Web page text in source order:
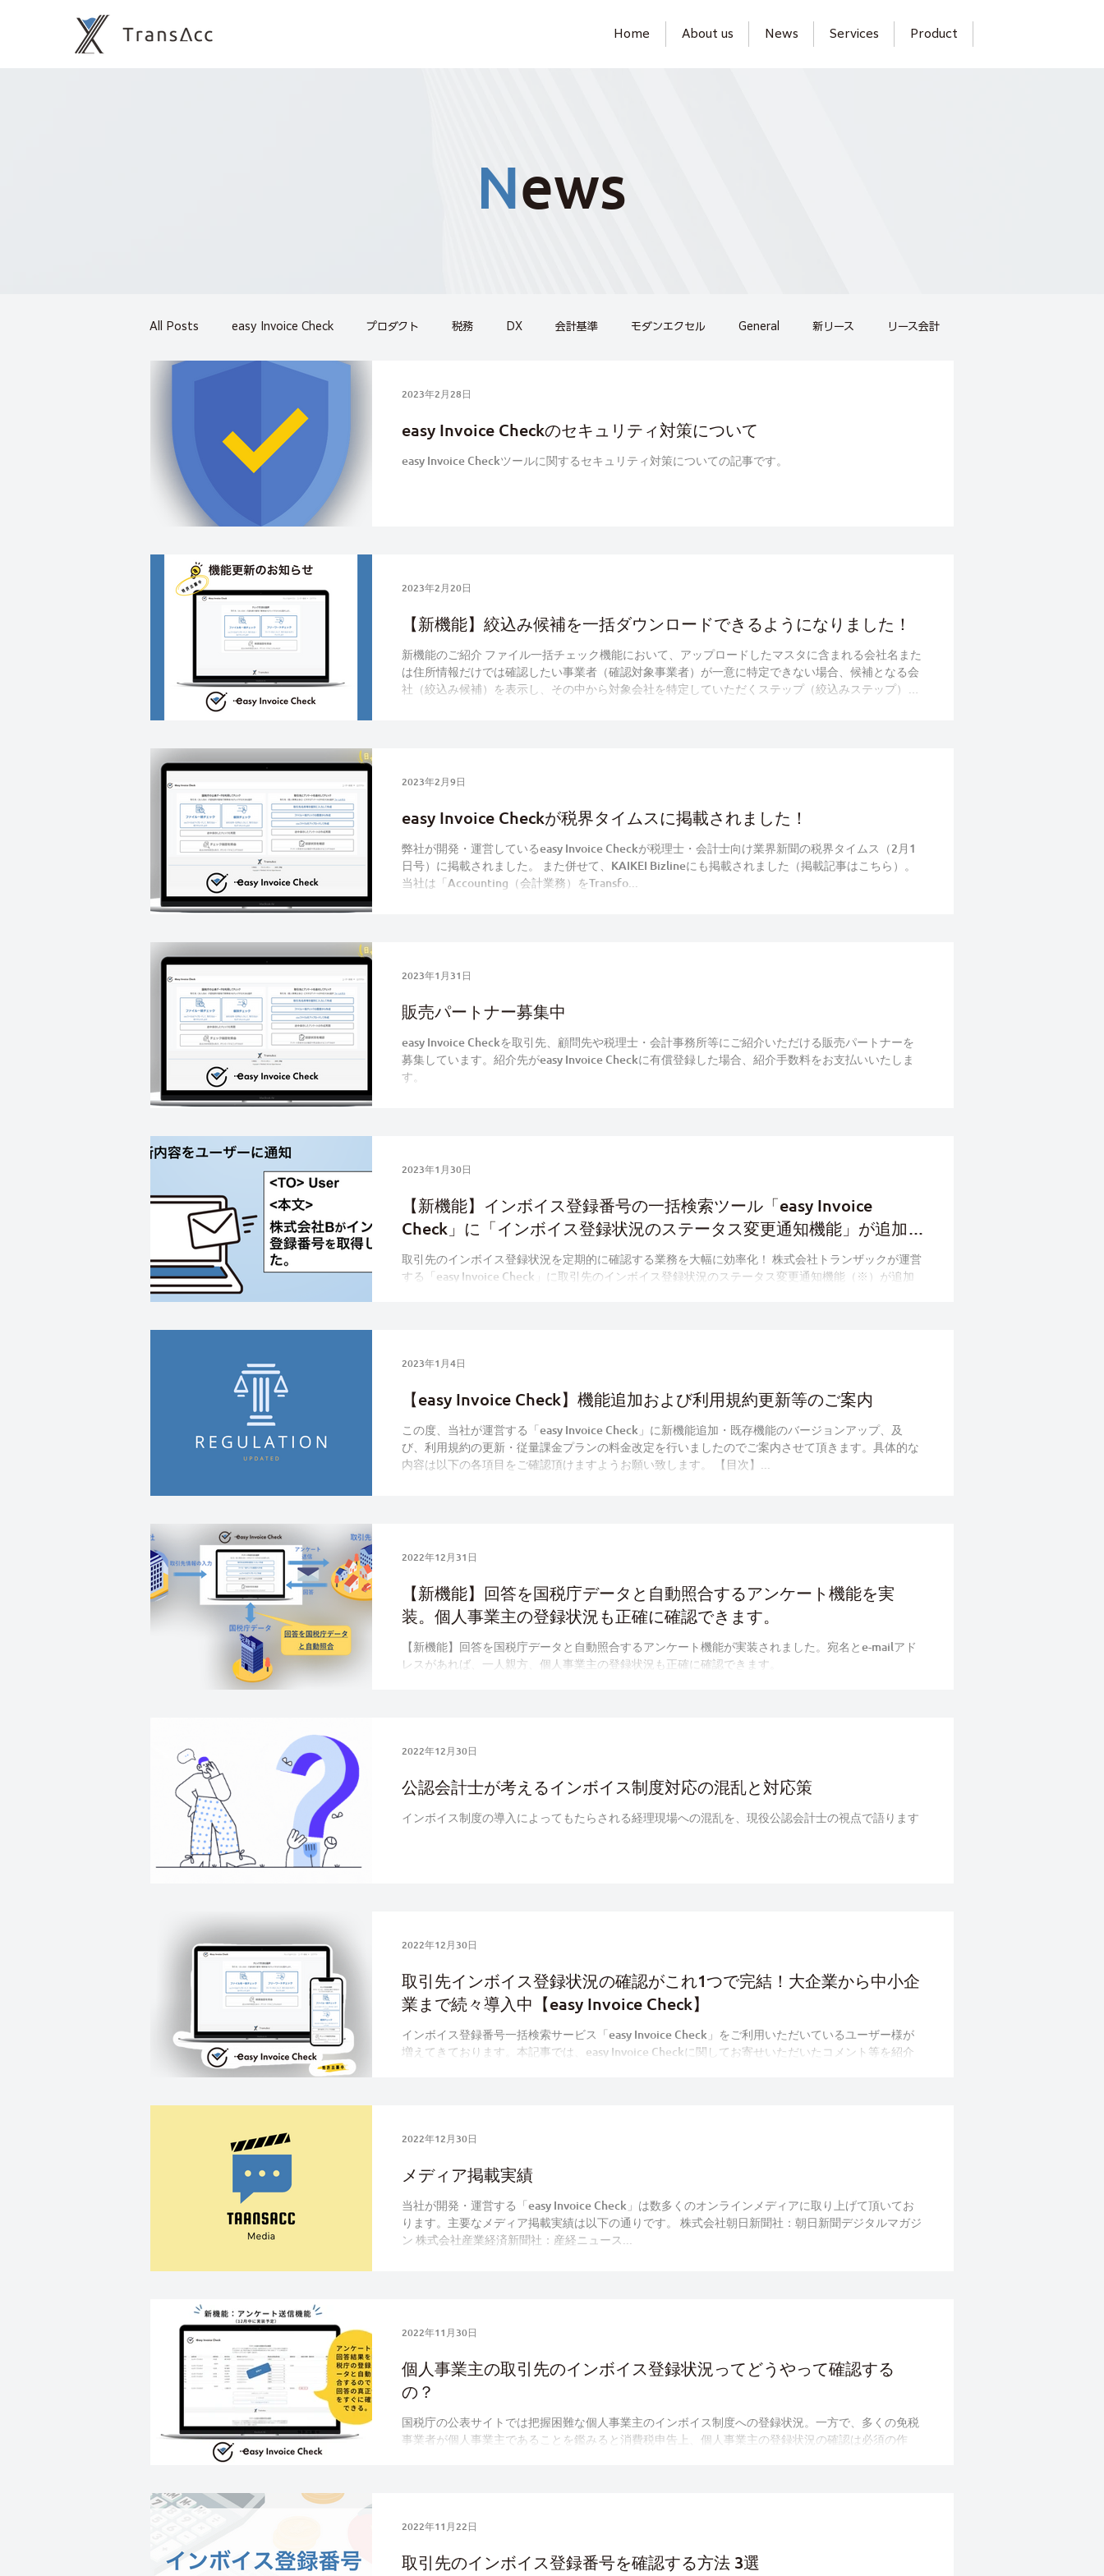
Home About us News Services Product
News
All Posts easy Invoice Check プロダクト 税務 DX 会計基準 モダンエクセル General 新リース リース会計
easy Invoice Checkのセキュリティ対策について
easy Invoice Checkツールに関するセキュリティ対策についての記事です。
2023年2月28日
【新機能】絞込み候補を一括ダウンロードできるようになりました！
新機能のご紹介 ファイル一括チェック機能において、アップロードしたマスタに含まれる会社名また
は住所情報だけでは確認したい事業者（確認対象事業者）が一意に特定できない場合、候補となる会
社（絞込み候補）を表示し、その中から対象会社を特定していただくステップ（絞込みステップ）が
2023年2月20日
easy Invoice Checkが税界タイムスに掲載されました！
弊社が開発・運営しているeasy Invoice Checkが税理士・会計士向け業界新聞の税界タイムス（2月1
日号）に掲載されました。 また併せて、KAIKEI Bizlineにも掲載されました（掲載記事はこちら）。
当社は「Accounting（会計業務）をTransfo...
2023年2月9日
販売パートナー募集中
easy Invoice Checkを取引先、顧問先や税理士・会計事務所等にご紹介いただける販売パートナーを
募集しています。紹介先がeasy Invoice Checkに有償登録した場合、紹介手数料をお支払いいたしま
す。
2023年1月31日
【新機能】インボイス登録番号の一括検索ツール「easy Invoice
Check」に「インボイス登録状況のステータス変更通知機能」が追加さ
れます！
取引先のインボイス登録状況を定期的に確認する業務を大幅に効率化！ 株式会社トランザックが運営
する「easy Invoice Check」に取引先のインボイス登録状況のステータス変更通知機能（※）が追加
2023年1月30日
【easy Invoice Check】機能追加および利用規約更新等のご案内
この度、当社が運営する「easy Invoice Check」に新機能追加・既存機能のバージョンアップ、及
び、利用規約の更新・従量課金プランの料金改定を行いましたのでご案内させて頂きます。具体的な
内容は以下の各項目をご確認頂けますようお願い致します。 【目次】...
2023年1月4日
【新機能】回答を国税庁データと自動照合するアンケート機能を実
装。個人事業主の登録状況も正確に確認できます。
【新機能】回答を国税庁データと自動照合するアンケート機能が実装されました。宛名とe-mailアド
レスがあれば、一人親方、個人事業主の登録状況も正確に確認できます。
2022年12月31日
公認会計士が考えるインボイス制度対応の混乱と対応策
インボイス制度の導入によってもたらされる経理現場への混乱を、現役公認会計士の視点で語ります
2022年12月30日
取引先インボイス登録状況の確認がこれ1つで完結！大企業から中小企
業まで続々導入中【easy Invoice Check】
インボイス登録番号一括検索サービス「easy Invoice Check」をご利用いただいているユーザー様が
増えてきております。本記事では、easy Invoice Checkに関してお寄せいただいたコメント等を紹介
2022年12月30日
メディア掲載実績
当社が開発・運営する「easy Invoice Check」は数多くのオンラインメディアに取り上げて頂いてお
ります。主要なメディア掲載実績は以下の通りです。 株式会社朝日新聞社：朝日新聞デジタルマガジ
ン 株式会社産業経済新聞社：産経ニュース...
2022年12月30日
個人事業主の取引先のインボイス登録状況ってどうやって確認する
の？
国税庁の公表サイトでは把握困難な個人事業主のインボイス制度への登録状況。一方で、多くの免税
事業者が個人事業主であることを鑑みると消費税申告上、個人事業主の登録状況の確認は必須の作
2022年11月30日
取引先のインボイス登録番号を確認する方法 3選
2022年11月22日